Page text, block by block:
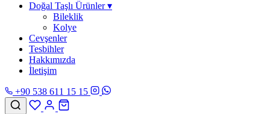
Doğal Taşlı Ürünler▾
Bileklik
Kolye
Cevşenler
Tesbihler
Hakkımızda
İletişim
+90 538 611 15 15